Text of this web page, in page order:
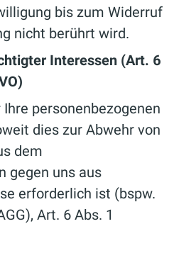
bis zum Widerruf
nicht berührt wird.
Interessen (Art. 6
personenbezogenen
dies zur Abwehr von
dem
gegen uns aus
erforderlich ist (bspw.
Art. 6 Abs. 1